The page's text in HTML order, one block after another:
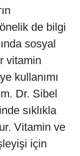
de bilgi
sosyal
vitamin
kullanımı
Dr. Sibel
sıklıkla
Vitamin ve
için